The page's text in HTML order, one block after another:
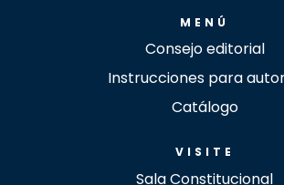
MENÚ
Consejo editorial
Instrucciones para
Catálogo
VISITE
Sala Constitucional